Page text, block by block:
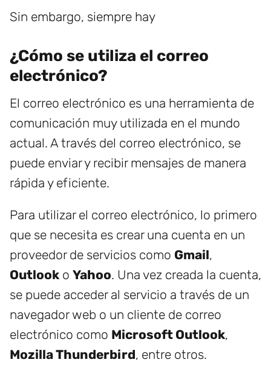
Sin embargo, siempre hay
¿Cómo se utiliza el correo
electrónico?
El correo electrónico es una herramienta de
comunicación muy utilizada en el mundo
actual. A través del correo electrónico, se
puede enviar y recibir mensajes de manera
rápida y eficiente.
Para utilizar el correo electrónico, lo primero
que se necesita es crear una cuenta en un
proveedor de servicios como Gmail,
Outlook o Yahoo. Una vez creada la cuenta,
se puede acceder al servicio a través de un
navegador web o un cliente de correo
electrónico como Microsoft Outlook,
Mozilla Thunderbird, entre otros.